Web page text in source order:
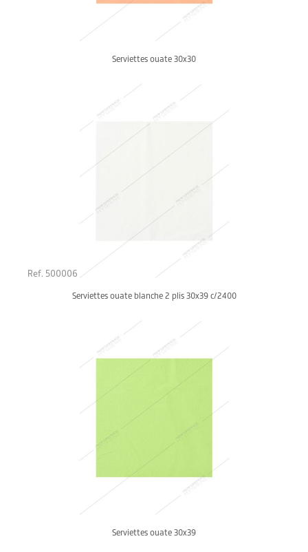
Serviettes ouate 30x30
Ref. 500006
Serviettes ouate blanche 2 plis 30x39 c/2400
Serviettes ouate 30x39